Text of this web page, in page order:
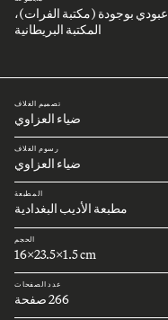
عبودي بوجودة (مكتبة الفرات)،
المكتبة البريطانية
تصميم الغلاف
ضياء العزاوي
رسوم الغلاف
ضياء العزاوي
المطبعة
مطبعة الأديب البغدادية
الحجم
16x23.5x1.5 cm
عدد الصفحات
266 صفحة